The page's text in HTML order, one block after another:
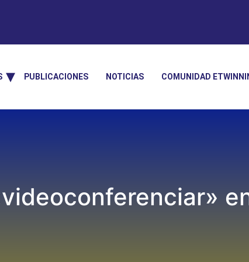
PUBLICACIONES NOTICIAS COMUNIDAD